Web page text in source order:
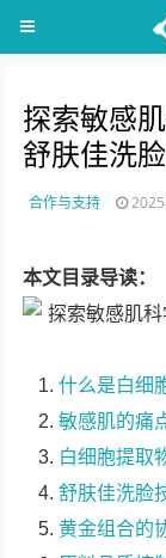
探索敏感
舒肤佳洗
合作与支持
本文目录导读：
什么是白细
敏感肌的痛
白细胞提取
舒肤佳洗脸
黄金组合的